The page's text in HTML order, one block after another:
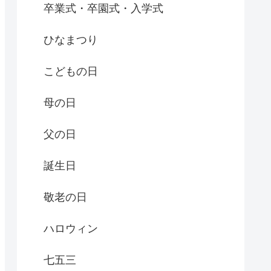
卒業式・卒園式・入学式
ひなまつり
こどもの日
母の日
父の日
誕生日
敬老の日
ハロウィン
七五三